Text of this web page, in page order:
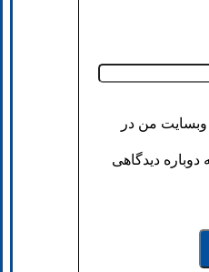
وبسایت من در
دیدگاهی